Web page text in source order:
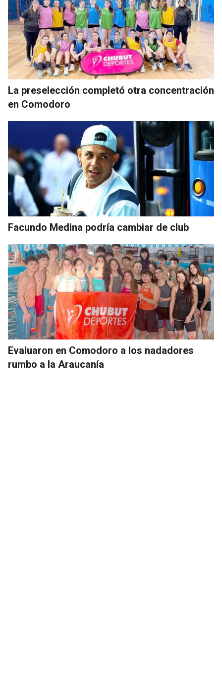
La preselección completó otra concentración
en Comodoro
Facundo Medina podría cambiar de club
Evaluaron en Comodoro a los nadadores
rumbo a la Araucanía